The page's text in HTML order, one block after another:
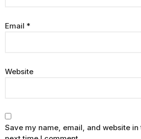
Email *
Website
Save my name, email, and website